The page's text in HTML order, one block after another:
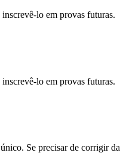
lo em provas futuras.
lo em provas futuras.
Se precisar de corrigir